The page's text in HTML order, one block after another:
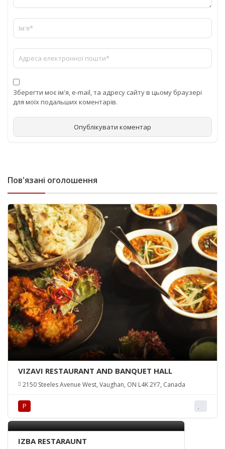
Зберегти моє ім'я, e-mail, та адресу сайту в цьому браузері
для моїх подальших коментарів.
Пов'язані оголошення
VIZAVI RESTAURANT AND BANQUET HALL
2150 Steeles Avenue West, Vaughan, ON L4K 2Y7, Canada
Р
IZBA RESTARAUNT